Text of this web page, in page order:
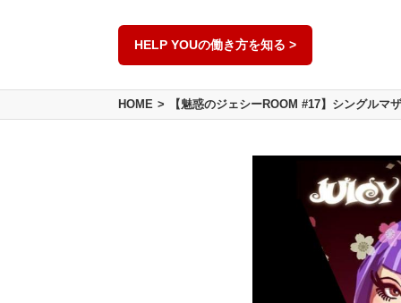
HELP YOUの働き方を知る >
HOME 【魅惑のジェシーROOM #17】シングル